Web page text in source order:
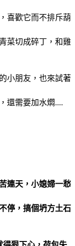
喜歡它而不排斥葫
菜切成碎丁，和雞
小朋友，也來試著
還需要加水燜....
連天，小媳婦一愁
停，搞個坍方土石